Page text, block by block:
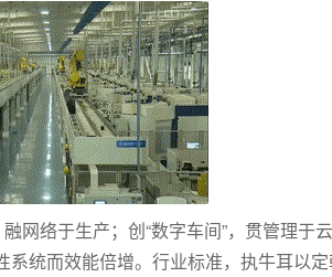
网络于生产；创“数字车间”，贯管理于
统而效能倍增。行业标准，执牛耳以